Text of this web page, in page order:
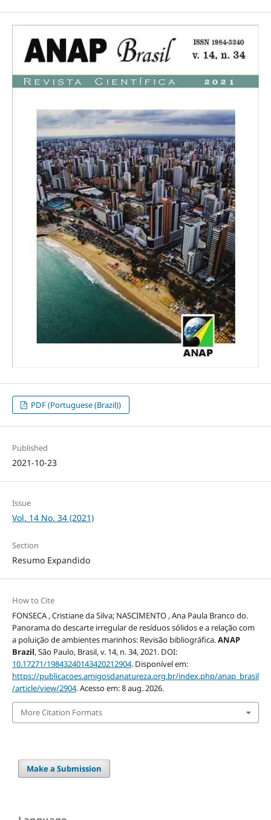
PDF (Portuguese (Brazil))
Published
2021-10-23
Issue
Vol. 14 No. 34 (2021)
Section
Resumo Expandido
How to Cite
FONSECA , Cristiane da Silva; NASCIMENTO , Ana Paula Branco do.
Panorama do descarte irregular de resíduos sólidos e a relação com
a poluição de ambientes marinhos: Revisão bibliográfica.ANAP
Brazil, São Paulo, Brasil, v. 14, n. 34, 2021. DOI:
10.17271/19843240143420212904. Disponível em:
https://publicacoes.amigosdanatureza.org.br/index.php/anap_brasil
/article/view/2904. Acesso em: 8 aug. 2026.
More Citation Formats
Make a Submission